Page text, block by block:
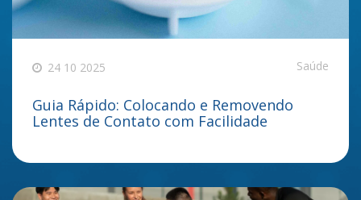
24 10 2025 Saúde
Guia Rápido: Colocando e Removendo
Lentes de Contato com Facilidade